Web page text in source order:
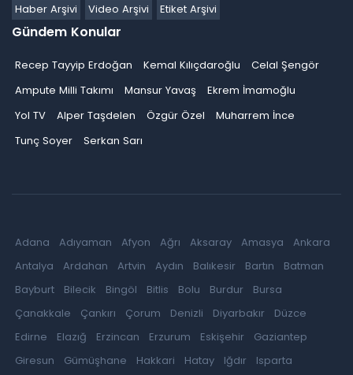
Haber Arşivi
Video Arşivi Etiket Arşivi
Gündem Konular
Recep Tayyip Erdoğan Kemal Kılıçdaroğlu
Celal Şengör
Ampute Milli Takımı
Mansur Yavaş
Ekrem İmamoğlu
Yol TV
Alper Taşdelen Özgür Özel
Muharrem İnce
Tunç Soyer
Serkan Sarı
Adana Adıyaman Afyon Ağrı Aksaray Amasya
Ankara
Antalya
Ardahan Artvin Aydın Balıkesir Bartın
Batman
Bayburt
Bilecik Bingöl Bitlis Bolu Burdur
Bursa
Çanakkale
Çankırı Çorum Denizli Diyarbakır
Düzce
Edirne
Elazığ Erzincan Erzurum Eskişehir
Gaziantep
Giresun
Gümüşhane Hakkari Hatay Iğdır
Isparta